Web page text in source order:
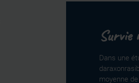
Survie
Dans une
moyenne